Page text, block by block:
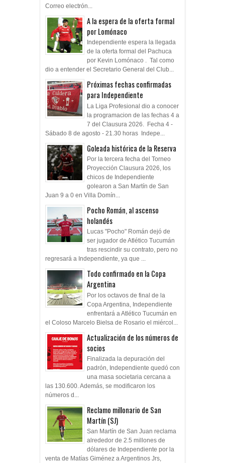
Correo electrón...
A la espera de la oferta formal
por Lomónaco
Independiente espera la llegada
de la oferta formal del Pachuca
por Kevin Lomónaco . Tal como
dio a entender el Secretario General del Club...
Próximas fechas confirmadas
para Independiente
La Liga Profesional dio a conocer
la programacion de las fechas 4 a
7 del Clausura 2026. Fecha 4 -
Sábado 8 de agosto - 21.30 horas Indepe...
Goleada histórica de la Reserva
Por la tercera fecha del Torneo
Proyección Clausura 2026, los
chicos de Independiente
golearon a San Martín de San
Juan 9 a 0 en Villa Domín...
Pocho Román, al ascenso
holandés
Lucas "Pocho" Román dejó de
ser jugador de Atlético Tucumán
tras rescindir su contrato, pero no
regresará a Independiente, ya que ...
Todo confirmado en la Copa
Argentina
Por los octavos de final de la
Copa Argentina, Independiente
enfrentará a Atlético Tucumán en
el Coloso Marcelo Bielsa de Rosario el miércol...
Actualización de los números de
socios
Finalizada la depuración del
padrón, Independiente quedó con
una masa societaria cercana a
las 130.600. Además, se modificaron los
números d...
Reclamo millonario de San
Martín (SJ)
San Martín de San Juan reclama
alrededor de 2.5 millones de
dólares de Independiente por la
venta de Matías Giménez a Argentinos Jrs,